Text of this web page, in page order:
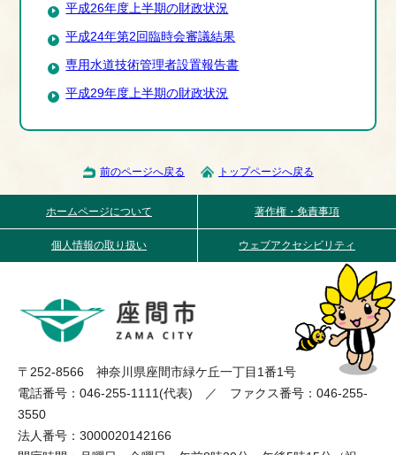
平成26年度上半期の財政状況
平成24年第2回臨時会審議結果
専用水道技術管理者設置報告書
平成29年度上半期の財政状況
前のページへ戻る トップページへ戻る
ホームページについて 著作権・免責事項
個人情報の取り扱い ウェブアクセシビリティ
〒252-8566 神奈川県座間市緑ケ丘一丁目1番1号
電話番号：046-255-1111(代表) ／ ファクス番号：046-255-
3550
法人番号：3000020142166